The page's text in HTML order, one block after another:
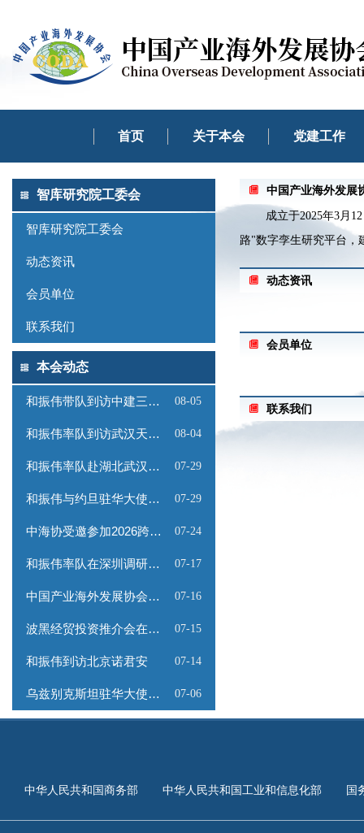
首页 关于本会 党建工作
智库研究院工委会
智库研究院工委会
动态资讯
会员单位
联系我们
本会动态
和振伟带队到访中建三局数 08-05
和振伟率队到访武汉天源集 08-04
和振伟率队赴湖北武汉调研 07-29
和振伟与约旦驻华大使会谈 07-29
中海协受邀参加2026跨境能 07-24
和振伟率队在深圳调研会员 07-17
中国产业海外发展协会召开 07-16
波黑经贸投资推介会在京成 07-15
和振伟到访北京诺君安 07-14
乌兹别克斯坦驻华大使馆为 07-06
中国产业海外发展
成立于2025年3月12
路"数字孪生研究平台，
动态资讯
会员单位
联系我们
中华人民共和国工业和信息化部 国务院国有资产监督管理委员